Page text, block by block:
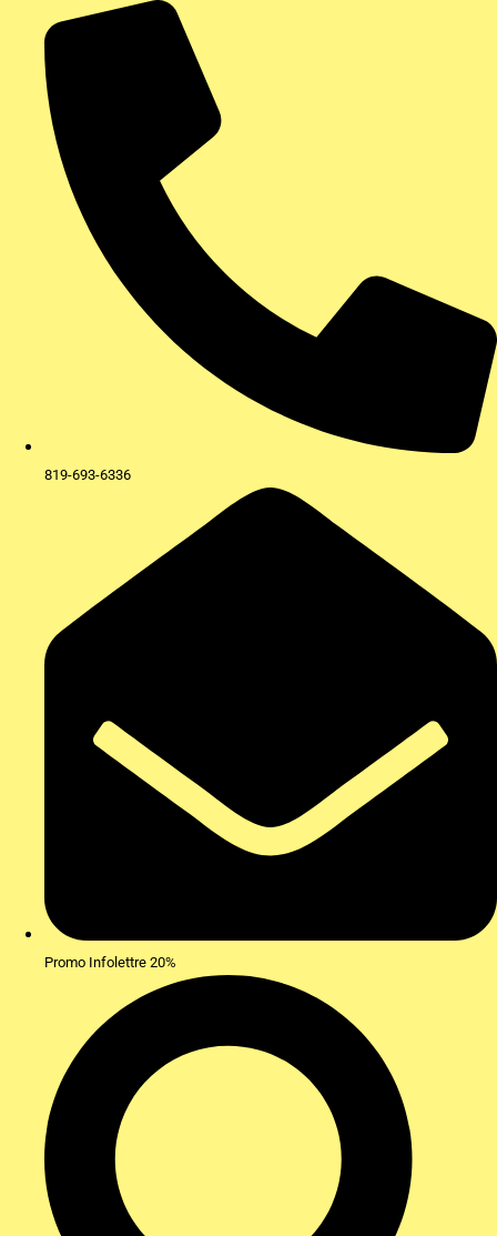
contenu
819-693-6336
Promo Infolettre 20%